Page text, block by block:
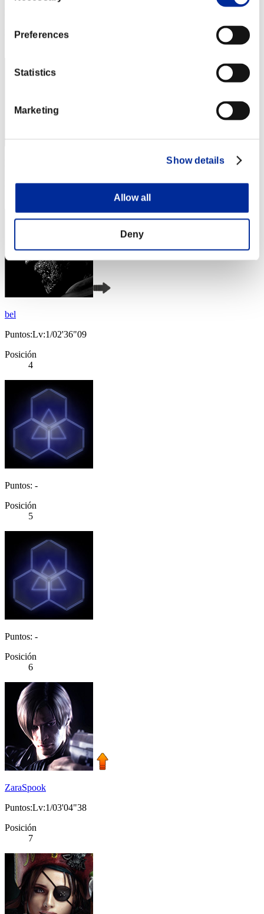
Preferences
Statistics
Marketing
Show details
Allow all
Deny
Posición
Posición
bel
Puntos:Lv:1/02'36"09
Posición
4
Puntos: -
Posición
5
Puntos: -
Posición
6
ZaraSpook
Puntos:Lv:1/03'04"38
Posición
7